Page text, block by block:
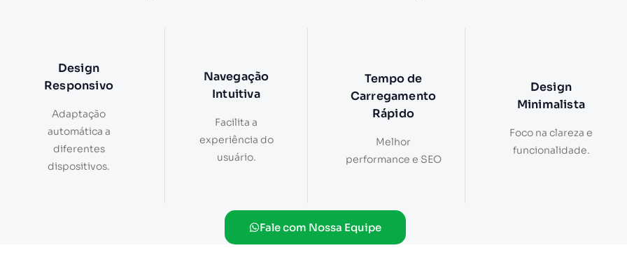
Design
Responsivo
Adaptação
automática a
diferentes
dispositivos.
Navegação
Intuitiva
Facilita a
experiência do
usuário.
Tempo de
Carregamento
Rápido
Melhor
performance e SEO
Design
Minimalista
Foco na clareza e
funcionalidade.
Fale com Nossa Equipe